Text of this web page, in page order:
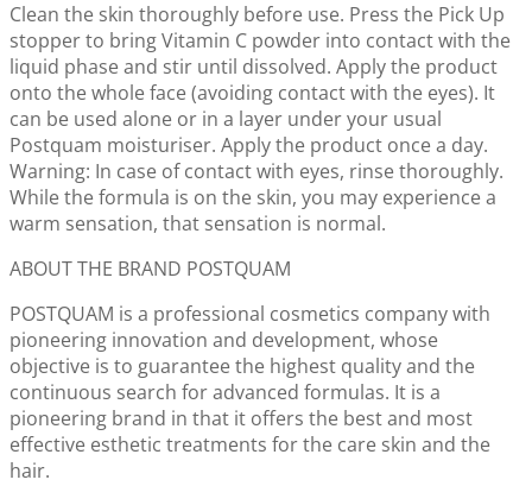
Clean the skin thoroughly before use. Press the Pick Up
stopper to bring Vitamin C powder into contact with the
liquid phase and stir until dissolved. Apply the product
onto the whole face (avoiding contact with the eyes). It
can be used alone or in a layer under your usual
Postquam moisturiser. Apply the product once a day.
Warning: In case of contact with eyes, rinse thoroughly.
While the formula is on the skin, you may experience a
warm sensation, that sensation is normal.
ABOUT THE BRAND POSTQUAM
POSTQUAM is a professional cosmetics company with
pioneering innovation and development, whose
objective is to guarantee the highest quality and the
continuous search for advanced formulas. It is a
pioneering brand in that it offers the best and most
effective esthetic treatments for the care skin and the
hair.